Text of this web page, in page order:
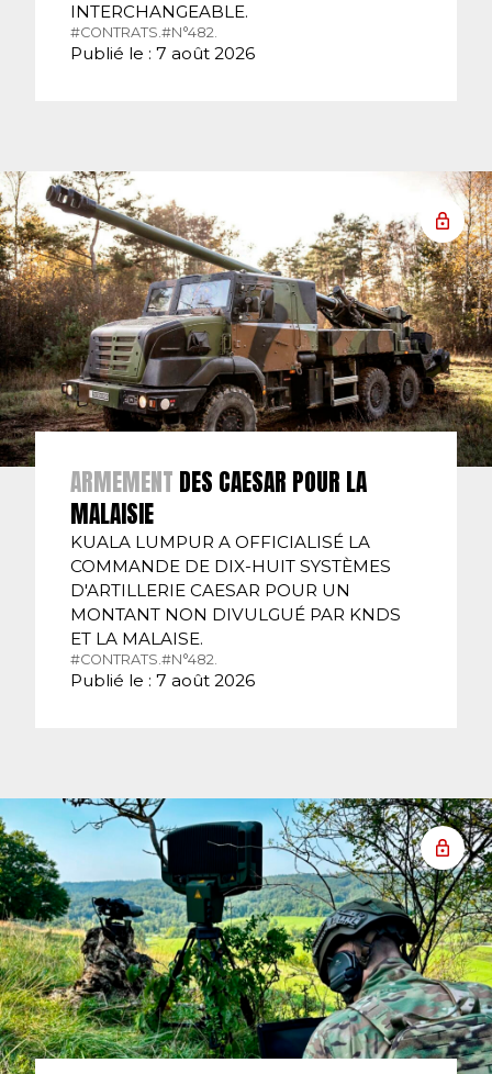
INTERCHANGEABLE.
#CONTRATS.#N°482.
Publié le : 7 août 2026
ARMEMENT DES CAESAR POUR LA
MALAISIE
KUALA LUMPUR A OFFICIALISÉ LA
COMMANDE DE DIX-HUIT SYSTÈMES
D'ARTILLERIE CAESAR POUR UN
MONTANT NON DIVULGUÉ PAR KNDS
ET LA MALAISE.
#CONTRATS. #N°482.
Publié le : 7 août 2026